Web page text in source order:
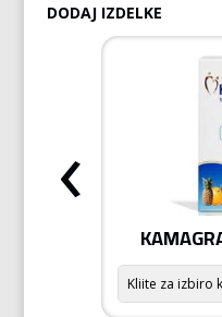
DODAJ IZDELKE
‹